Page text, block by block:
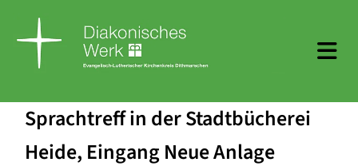
Sprachtreff in der Stadtbücherei
Heide, Eingang Neue Anlage